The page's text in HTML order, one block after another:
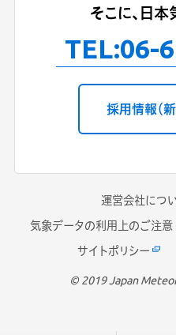
そこに、日本
TEL:06-
採用情報（新
運営会社につ
気象データの利用上のご注意
サイトポリシー
© 2019 Japan